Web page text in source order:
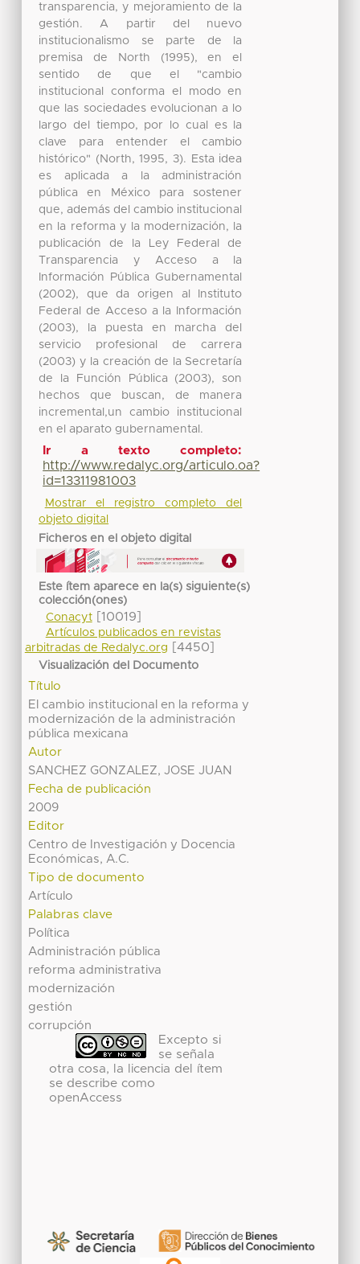
transparencia, y mejoramiento de la
gestión. A partir del nuevo
institucionalismo se parte de la
premisa de North (1995), en el
sentido de que el "cambio
institucional conforma el modo en
que las sociedades evolucionan a lo
largo del tiempo, por lo cual es la
clave para entender el cambio
histórico" (North, 1995, 3). Esta idea
es aplicada a la administración
pública en México para sostener
que, además del cambio institucional
en la reforma y la modernización, la
publicación de la Ley Federal de
Transparencia y Acceso a la
Información Pública Gubernamental
(2002), que da origen al Instituto
Federal de Acceso a la Información
(2003), la puesta en marcha del
servicio profesional de carrera
(2003) y la creación de la Secretaría
de la Función Pública (2003), son
hechos que buscan, de manera
incremental,un cambio institucional
en el aparato gubernamental.
Ir a texto completo:
http://www.redalyc.org/articulo.oa?
id=13311981003
Mostrar el registro completo del
objeto digital
Ficheros en el objeto digital
Este ítem aparece en la(s) siguiente(s)
colección(ones)
Conacyt[10019]
Artículos publicados en revistas
arbitradas de Redalyc.org
[4450]
Visualización del Documento
Título
El cambio institucional en la reforma y
modernización de la administración
pública mexicana
Autor
SANCHEZ GONZALEZ, JOSE JUAN
Fecha de publicación
2009
Editor
Centro de Investigación y Docencia
Económicas, A.C.
Tipo de documento
Artículo
Palabras clave
Política
Administración pública
reforma administrativa
modernización
gestión
corrupción
Excepto si
se señala
otra cosa, la licencia del ítem
se describe como
openAccess